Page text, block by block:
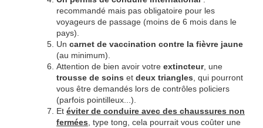
recommandé mais pas obligatoire pour les
voyageurs de passage (moins de 6 mois dans le
pays).
Un carnet de vaccination contre la fièvre jaune
(au minimum).
Attention de bien avoir votre extincteur, une
trousse de soins et deux triangles , qui pourront
vous être demandés lors de contrôles policiers
(parfois pointilleux...).
Et éviter de conduire avec des chaussures non
fermées , type tong, cela pourrait vous coûter une